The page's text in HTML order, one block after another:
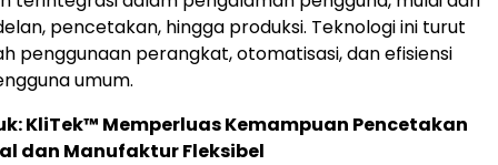
pencetakan, hingga produksi. Teknologi ini turut
penggunaan perangkat, otomatisasi, dan efisiensi
umum.
KliTek™ Memperluas Kemampuan Pencetakan
dan Manufaktur Fleksibel